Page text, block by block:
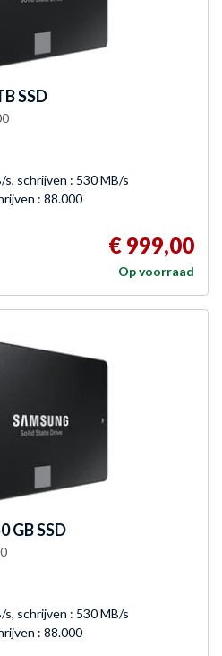
SSD
s, schrijven : 530 MB/s
: 88.000
€ 999,00
Op voorraad
GB SSD
s, schrijven : 530 MB/s
: 88.000